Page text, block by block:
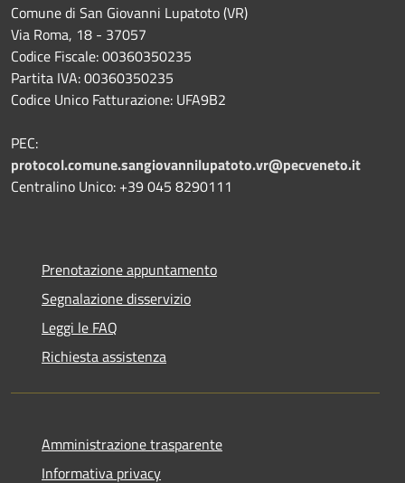
Comune di San Giovanni Lupatoto (VR)
Via Roma, 18 - 37057
Codice Fiscale: 00360350235
Partita IVA: 00360350235
Codice Unico Fatturazione: UFA9B2
PEC:
protocol.comune.sangiovannilupatoto.vr@pecveneto.it
Centralino Unico: +39 045 8290111
Prenotazione appuntamento
Segnalazione disservizio
Leggi le FAQ
Richiesta assistenza
Amministrazione trasparente
Informativa privacy